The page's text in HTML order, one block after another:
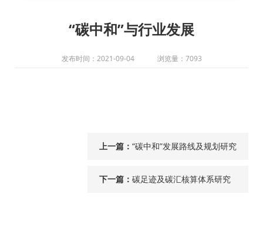
“碳中和”与行业发展
发布时间：2021-09-04 浏览量：7093
上一篇： “碳中和”发展路线及规划研究
下一篇： 碳足迹及碳汇核算体系研究